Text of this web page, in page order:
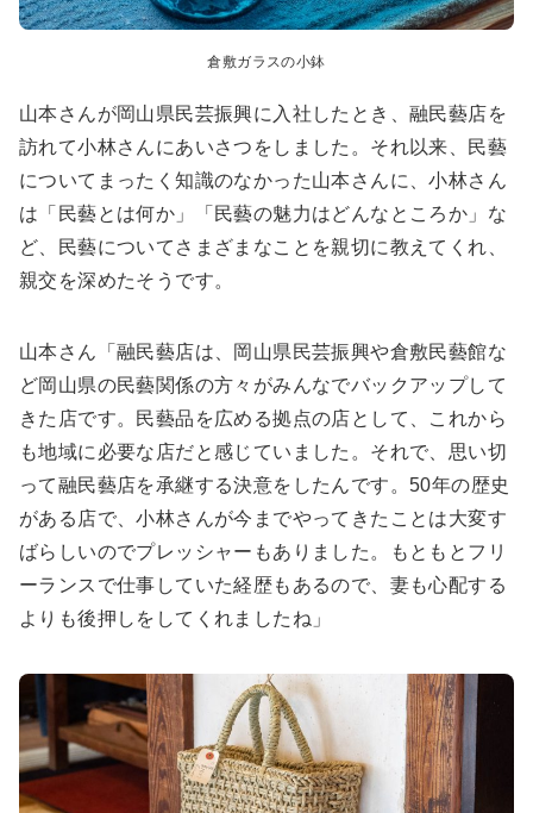
倉敷ガラスの小鉢
山本さんが岡山県民芸振興に入社したとき、融民藝店を
訪れて小林さんにあいさつをしました。それ以来、民藝
についてまったく知識のなかった山本さんに、小林さん
は「民藝とは何か」「民藝の魅力はどんなところか」な
ど、民藝についてさまざまなことを親切に教えてくれ、
親交を深めたそうです。
山本さん「融民藝店は、岡山県民芸振興や倉敷民藝館な
ど岡山県の民藝関係の方々がみんなでバックアップして
きた店です。民藝品を広める拠点の店として、これから
も地域に必要な店だと感じていました。それで、思い切
って融民藝店を承継する決意をしたんです。50年の歴史
がある店で、小林さんが今までやってきたことは大変す
ばらしいのでプレッシャーもありました。もともとフリ
ーランスで仕事していた経歴もあるので、妻も心配する
よりも後押しをしてくれましたね」